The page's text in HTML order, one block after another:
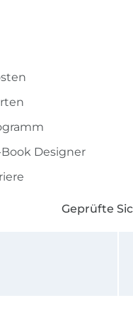
Designer
Geprüfte